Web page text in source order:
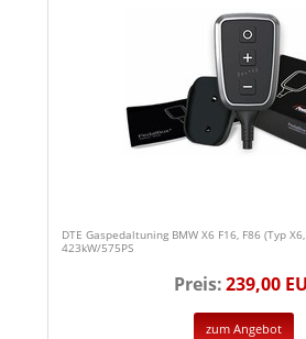
DTE Gaspedaltuning BMW X6 F16, F86 (Typ
423kW/575PS
Preis:239,00
zum Angebot